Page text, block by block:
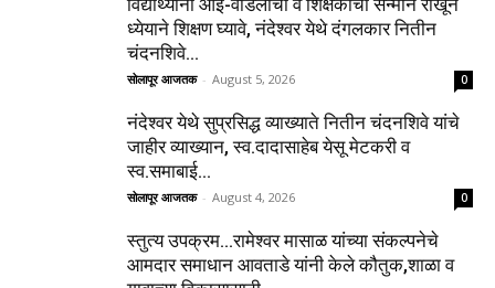
विद्यार्थ्यांनी आई-वडिलांचा व शिक्षकांचा सन्मान राखून
ध्येयाने शिक्षण घ्यावे, नंदेश्वर येथे दंगलकार नितीन
चंदनशिवे...
सोलापूर आजतक - August 5, 2026 0
नंदेश्वर येथे सुप्रसिद्ध व्याख्याते नितीन चंदनशिवे यांचे
जाहीर व्याख्यान, स्व.दादासाहेब येसू मेटकरी व
स्व.समाबाई...
सोलापूर आजतक - August 4, 2026 0
स्तुत्य उपक्रम…रामेश्वर मासाळ यांच्या संकल्पनेचे
आमदार समाधान आवताडे यांनी केले कौतुक,शाळा व